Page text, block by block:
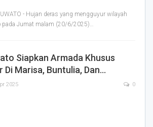
- Hujan deras yang mengguyur wilayah
pada Jumat malam (20/6/2025)…
Siapkan Armada Khusus
Di Marisa, Buntulia, Dan…
2025 0